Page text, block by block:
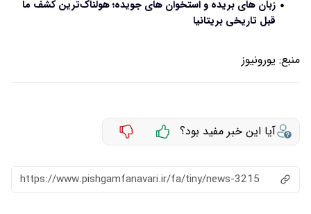
زبان‌ های بریده و استخوان‌ های جویده؛ هولناک‌ترین کشف ما
قبل‌ تاریخی بریتانیا
منبع: یورونیوز
آیا این خبر مفید بود؟
https://www.pishgamfanavari.ir/fa/tiny/news-3215